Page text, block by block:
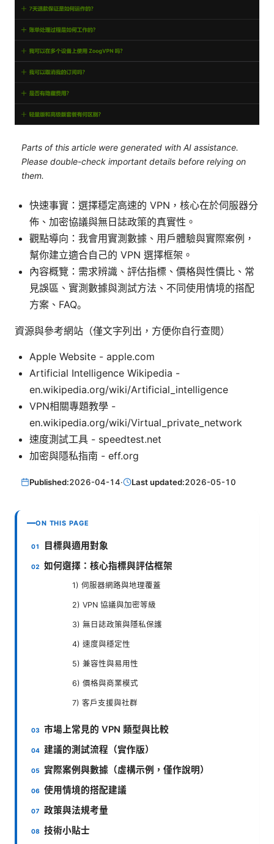
Parts of this article were generated with AI assistance.
Please double-check important details before relying on
them.
快速事實：選擇穩定高速的 VPN，核心在於伺服器分
佈、加密協議與無日誌政策的真實性。
觀點導向：我會用實測數據、用戶體驗與實際案例，
幫你建立適合自己的 VPN 選擇框架。
內容概覽：需求辨識、評估指標、價格與性價比、常
見誤區、實測數據與測試方法、不同使用情境的搭配
方案、FAQ。
資源與參考網站（僅文字列出，方便你自行查閱）
Apple Website - apple.com
Artificial Intelligence Wikipedia -
en.wikipedia.org/wiki/Artificial_intelligence
VPN相關專題教學 -
en.wikipedia.org/wiki/Virtual_private_network
速度測試工具 - speedtest.net
加密與隱私指南 - eff.org
Published:2026-04-14· Last updated:2026-05-10
ON THIS PAGE
目標與適用對象
如何選擇：核心指標與評估框架
1) 伺服器網路與地理覆蓋
2) VPN 協議與加密等級
3) 無日誌政策與隱私保護
4) 速度與穩定性
5) 兼容性與易用性
6) 價格與商業模式
7) 客戶支援與社群
市場上常見的 VPN 類型與比較
建議的測試流程（實作版）
實際案例與數據（虛構示例，僅作說明）
使用情境的搭配建議
政策與法規考量
技術小貼士